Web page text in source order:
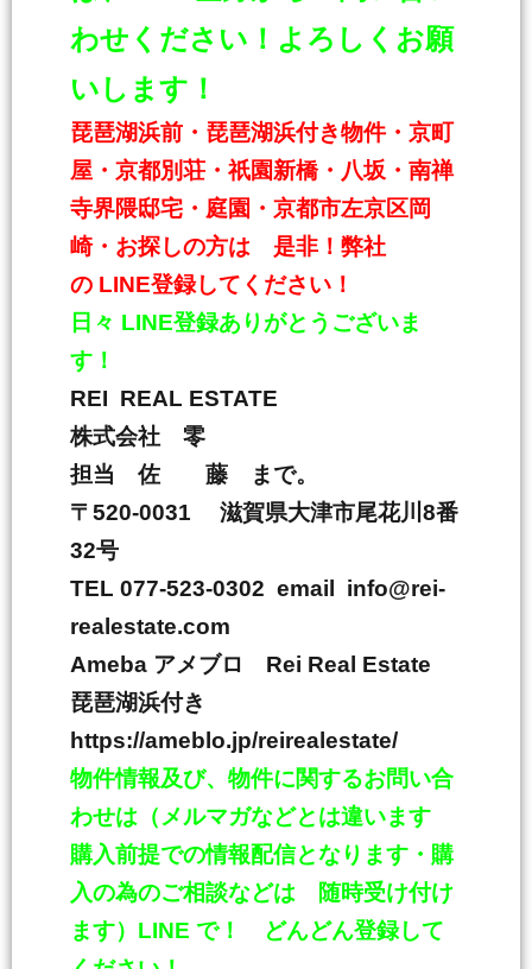
わせください！よろしくお願
いします！
琵琶湖浜前・琵琶湖浜付き物件・京町
屋・京都別荘・祇園新橋・八坂・南禅
寺界隈邸宅・庭園・京都市左京区岡
崎・お探しの方は 是非！弊社
の LINE登録してください！
日々 LINE登録ありがとうございま
す！
REI REAL ESTATE
株式会社 零
担当 佐 藤 まで。
〒520-0031 滋賀県大津市尾花川 8番
32号
TEL 077-523-0302 email info@rei-
realestate.com
Ameba アメブロ Rei Real Estate
琵琶湖浜付き
https://ameblo.jp/reirealestate/
物件情報及び、物件に関するお問い合
わせは（メルマガなどとは違います
購入前提での情報配信となります・購
入の為のご相談などは 随時受け付け
ます） LINE で！ どんどん登録して